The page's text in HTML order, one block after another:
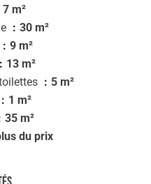
7 m²
30 m²
9 m²
13 m²
5 m²
1 m²
35 m²
du prix